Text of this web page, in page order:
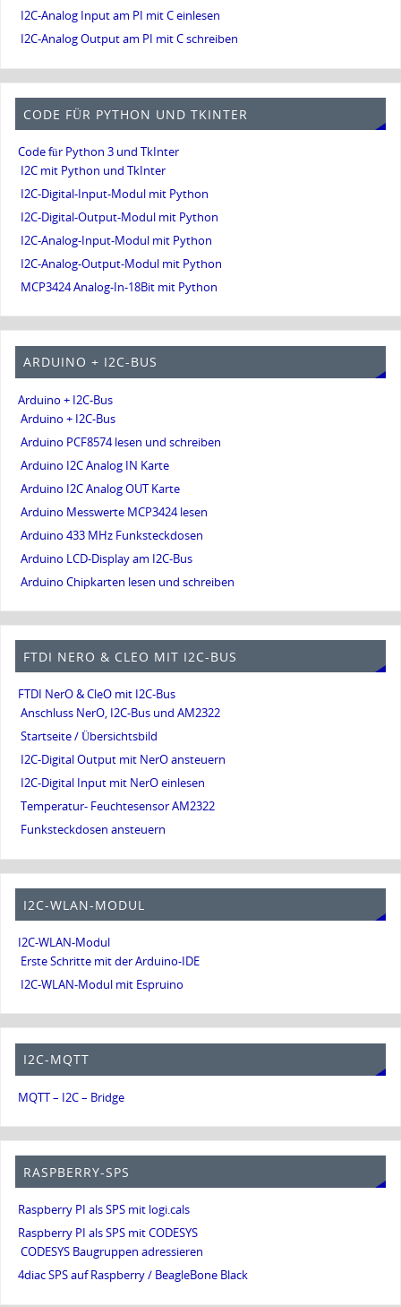
I2C-Analog Input am PI mit C einlesen
I2C-Analog Output am PI mit C schreiben
CODE FÜR PYTHON UND TKINTER
Code für Python 3 und TkInter
I2C mit Python und TkInter
I2C-Digital-Input-Modul mit Python
I2C-Digital-Output-Modul mit Python
I2C-Analog-Input-Modul mit Python
I2C-Analog-Output-Modul mit Python
MCP3424 Analog-In-18Bit mit Python
ARDUINO + I2C-BUS
Arduino + I2C-Bus
Arduino + I2C-Bus
Arduino PCF8574 lesen und schreiben
Arduino I2C Analog IN Karte
Arduino I2C Analog OUT Karte
Arduino Messwerte MCP3424 lesen
Arduino 433 MHz Funksteckdosen
Arduino LCD-Display am I2C-Bus
Arduino Chipkarten lesen und schreiben
FTDI NERO & CLEO MIT I2C-BUS
FTDI NerO & CleO mit I2C-Bus
Anschluss NerO, I2C-Bus und AM2322
Startseite / Übersichtsbild
I2C-Digital Output mit NerO ansteuern
I2C-Digital Input mit NerO einlesen
Temperatur- Feuchtesensor AM2322
Funksteckdosen ansteuern
I2C-WLAN-MODUL
I2C-WLAN-Modul
Erste Schritte mit der Arduino-IDE
I2C-WLAN-Modul mit Espruino
I2C-MQTT
MQTT – I2C – Bridge
RASPBERRY-SPS
Raspberry PI als SPS mit logi.cals
Raspberry PI als SPS mit CODESYS
CODESYS Baugruppen adressieren
4diac SPS auf Raspberry / BeagleBone Black